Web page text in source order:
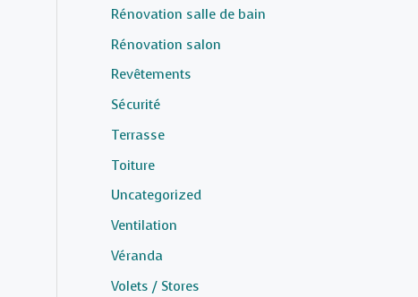
Rénovation salle de bain
Rénovation salon
Revêtements
Sécurité
Terrasse
Toiture
Uncategorized
Ventilation
Véranda
Volets / Stores